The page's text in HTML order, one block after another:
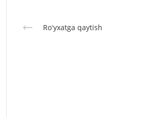
Roʻyxatga qaytish